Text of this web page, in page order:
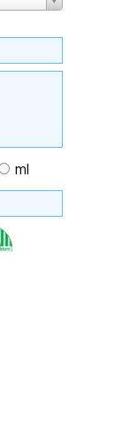
ml